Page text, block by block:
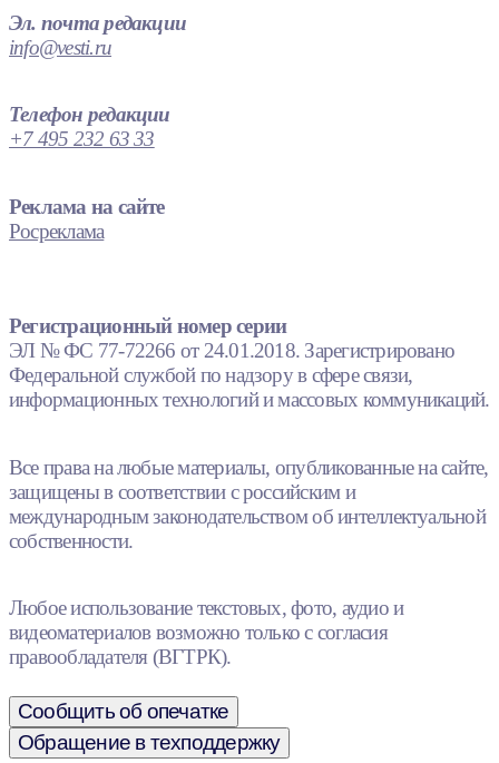
Эл. почта редакции
info@vesti.ru
Телефон редакции
+7 495 232 63 33
Реклама на сайте
Росреклама
Регистрационный номер серии
ЭЛ № ФС 77-72266 от 24.01.2018. Зарегистрировано
Федеральной службой по надзору в сфере связи,
информационных технологий и массовых коммуникаций.
Все права на любые материалы, опубликованные на сайте,
защищены в соответствии с российским и
международным законодательством об интеллектуальной
собственности.
Любое использование текстовых, фото, аудио и
видеоматериалов возможно только с согласия
правообладателя (ВГТРК).
Сообщить об опечатке
Обращение в техподдержку